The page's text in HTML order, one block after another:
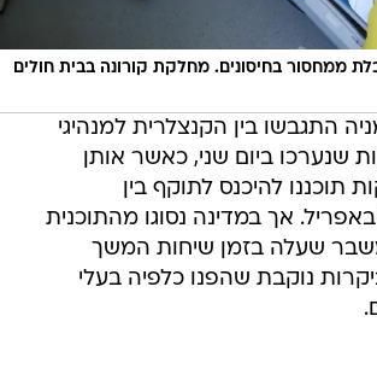
ממחסור בחיסונים. מחלקת קורונה בבית חולים
התגבשו בין הקנצלרית למנהיגי
שנערכו ביום שני, כאשר אותן
תוכננו להיכנס לתוקף בין
התאריכים 5-1 באפריל. אך במדינה נסוגו מהתוכנית
שעלה בזמן שיחות המשך
נוקבת שהפנו כלפיה בעלי